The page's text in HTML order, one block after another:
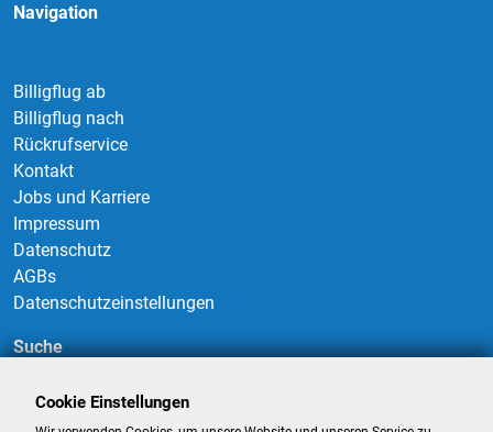
Navigation
Billigflug ab
Billigflug nach
Rückrufservice
Kontakt
Jobs und Karriere
Impressum
Datenschutz
AGBs
Datenschutzeinstellungen
Suche
Cookie Einstellungen